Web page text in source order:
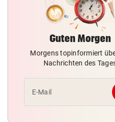
Guten Morgen
Morgens topinformiert
Nachrichten des
E-Mail